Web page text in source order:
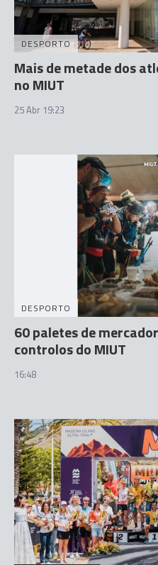
DESPORTO
Mais de metade dos
no MIUT
25 Abr 19:23
DESPORTO
60 paletes de
controlos do MIUT
16:48